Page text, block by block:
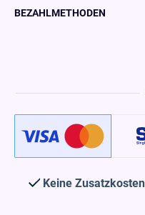
BEZAHLMETHODEN
Keine